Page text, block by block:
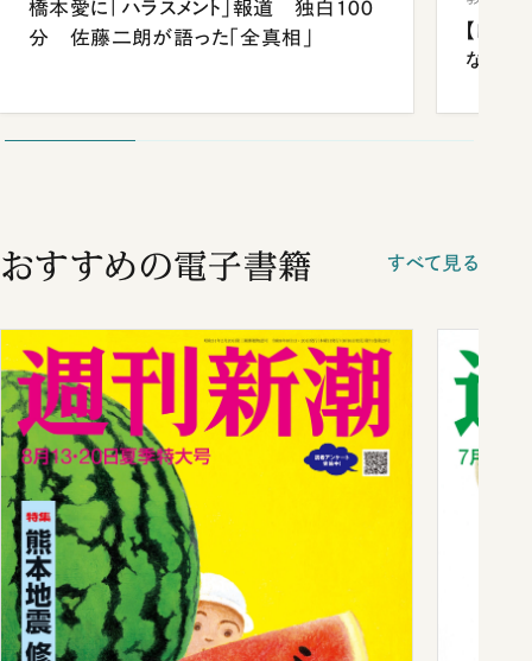
橋本愛に「ハラスメント」報道 独白100
分 佐藤二朗が語った「全真相」
【四
ながら
おすすめの電子書籍 すべて見る